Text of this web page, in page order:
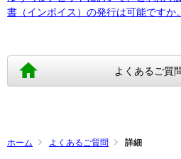
書（インボイス）の発行は可能ですか。
よくあるご質
ホーム よくあるご質問 詳細